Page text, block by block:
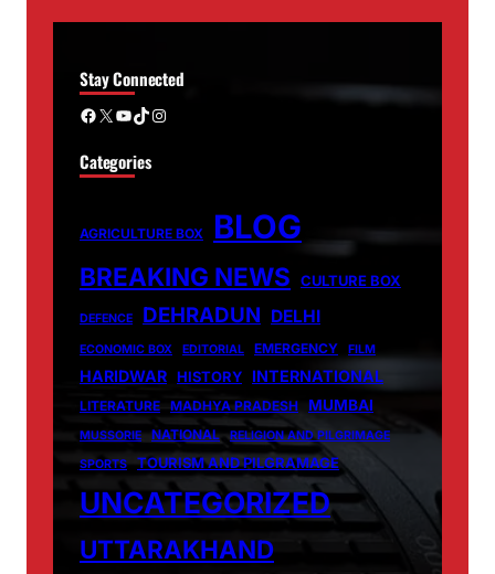
Stay Connected
Facebook X YouTube TikTok Instagram
Categories
AGRICULTURE BOX BLOG
BREAKING NEWS CULTURE BOX
DEFENCE DEHRADUN DELHI
ECONOMIC BOX EDITORIAL EMERGENCY FILM
HARIDWAR HISTORY INTERNATIONAL
LITERATURE MADHYA PRADESH MUMBAI
MUSSORIE NATIONAL
RELIGION AND PILGRIMAGE
SPORTS
TOURISM AND PILGRAMAGE
UNCATEGORIZED
UTTARAKHAND